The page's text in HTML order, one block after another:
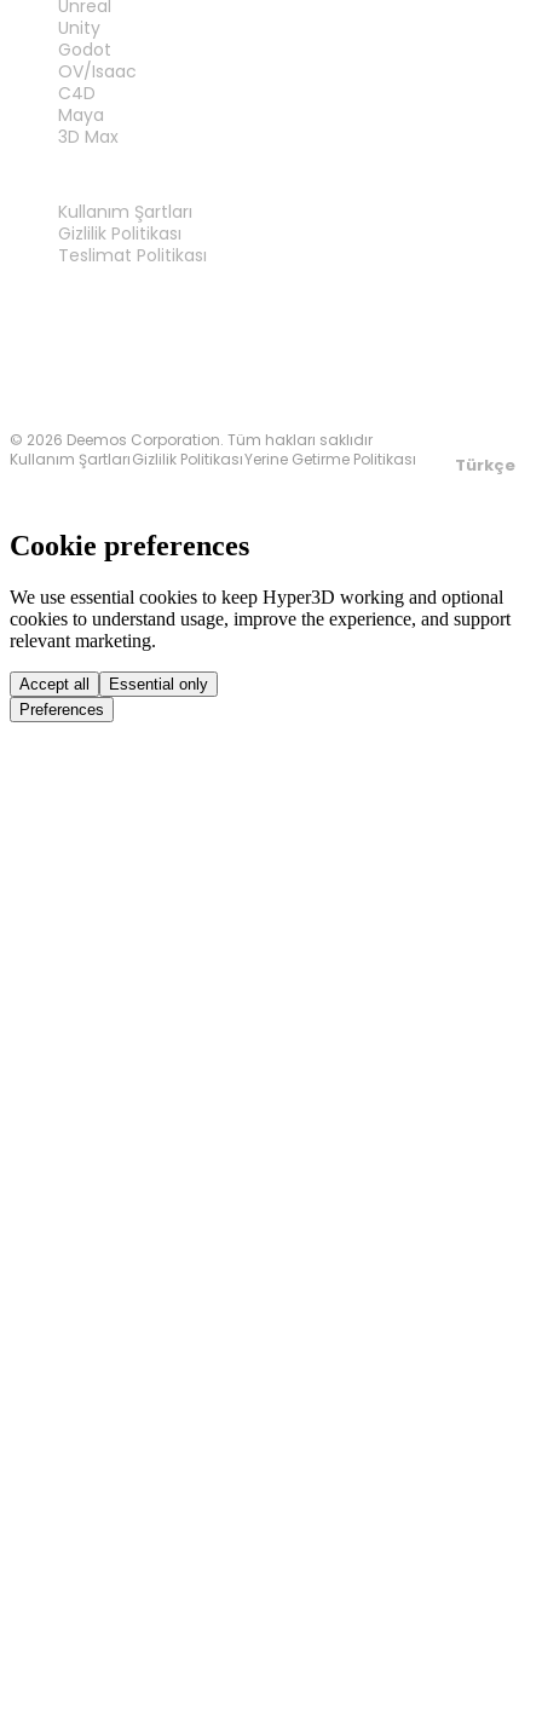
Unreal
Unity
Godot
OV/Isaac
C4D
Maya
3D Max
Kullanım Şartları
Gizlilik Politikası
Teslimat Politikası
© 2026 Deemos Corporation. Tüm hakları saklıdır
Kullanım ŞartlarıGizlilik PolitikasıYerine Getirme Politikası Türkçe
Cookie preferences
We use essential cookies to keep Hyper3D working and optional
cookies to understand usage, improve the experience, and support
relevant marketing.
Accept all
Essential only
Preferences